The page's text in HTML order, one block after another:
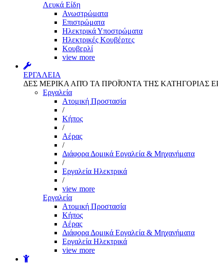
Λευκά Είδη
Ανωστρώματα
Επιστρώματα
Ηλεκτρικά Υποστρώματα
Ηλεκτρικές Κουβέρτες
Κουβερλί
view more
ΕΡΓΑΛΕΙΑ
ΔΕΣ ΜΕΡΙΚΑ ΑΠΌ ΤΑ ΠΡΟΪΌΝΤΑ ΤΗΣ ΚΑΤΗΓΟΡΙΑΣ
Εργαλεία
Aτομική Προστασία
/
Kήπος
/
Αέρας
/
Διάφορα Δομικά Εργαλεία & Μηχανήματα
/
Εργαλεία Ηλεκτρικά
/
view more
Εργαλεία
Aτομική Προστασία
Kήπος
Αέρας
Διάφορα Δομικά Εργαλεία & Μηχανήματα
Εργαλεία Ηλεκτρικά
view more